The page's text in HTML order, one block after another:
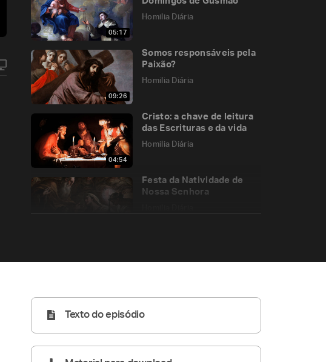
05:17
Homilia Diária
09:26
Somos responsáveis pela
Paixão?
Homilia Diária
04:54
Cristo: a chave de leitura
das Escrituras e da vida
Homilia Diária
Festa da Natividade de
Nossa Senhora
Texto do episódio